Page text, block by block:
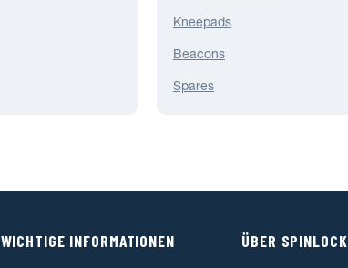
Kneepads
Beacons
Spares
WICHTIGE INFORMATIONEN ÜBER SPINLOCK